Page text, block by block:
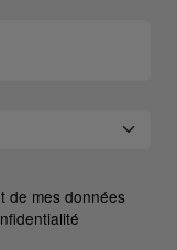
de mes données